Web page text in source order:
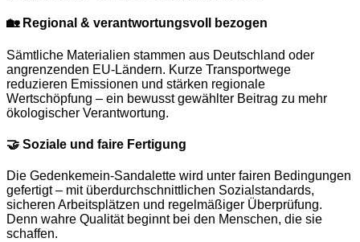
🏡 Regional & verantwortungsvoll bezogen
Sämtliche Materialien stammen aus Deutschland oder
angrenzenden EU-Ländern. Kurze Transportwege
reduzieren Emissionen und stärken regionale
Wertschöpfung – ein bewusst gewählter Beitrag zu mehr
ökologischer Verantwortung.
🤝 Soziale und faire Fertigung
Die Gedenkemein-Sandalette wird unter fairen Bedingungen
gefertigt – mit überdurchschnittlichen Sozialstandards,
sicheren Arbeitsplätzen und regelmäßiger Überprüfung.
Denn wahre Qualität beginnt bei den Menschen, die sie
schaffen.